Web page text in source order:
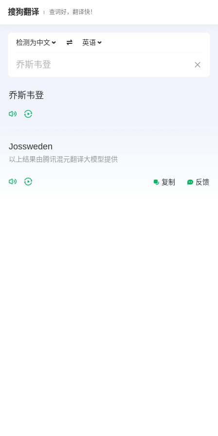
搜狗翻译 查词好，翻译快！
检测为中文 英语
乔斯韦登
乔斯韦登
Jossweden
以上结果由腾讯混元翻译大模型提供
复制 反馈